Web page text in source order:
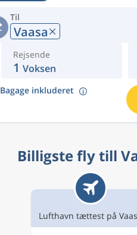
Til
Vaasa
Rejsende
1 Voksen
Bagage inkluderet
Billigste fly till
Lufthavn tættest på